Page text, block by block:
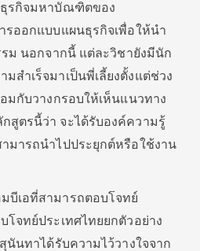
รกิจมหาบัณฑิตของ
ออกแบบแผนธุรกิจเพื่อให้นำ
รม นอกจากนี้ แต่ละวิชายังมีนัก
สำเร็จมาเป็นพี่เลี้ยงตั้งแต่ช่วง
มกับวางกรอบให้เห็นแนวทาง
สูตรนี้ว่า จะได้รับองค์ความรู้
มารถนำไปประยุกต์หรือใช้งาน
บีเอที่สามารถตอบโจทย์
โจทย์ประเทศไทยยกตัวอย่าง
นทาได้รับความไว้วางใจจาก